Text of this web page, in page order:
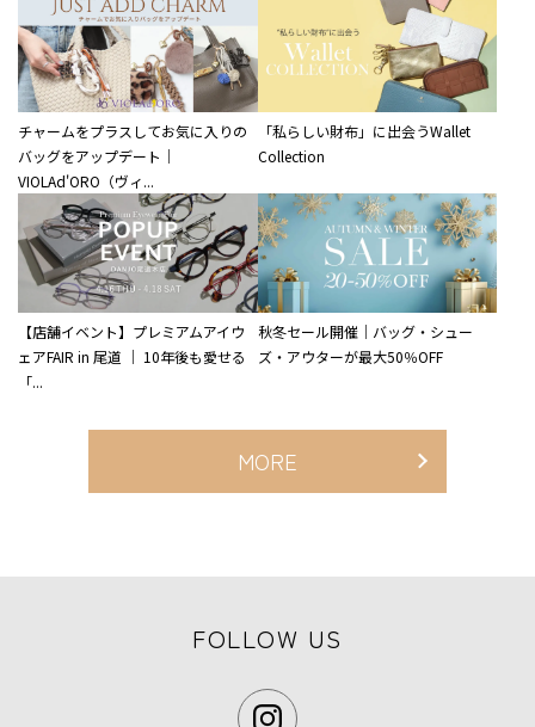
チャームをプラスしてお気に入りの
バッグをアップデート｜
VIOLAd'ORO（ヴィ...
「私らしい財布」に出会うWallet
Collection
【店舗イベント】プレミアムアイウ
ェアFAIR in 尾道 ｜ 10年後も愛せる
「...
秋冬セール開催｜バッグ・シュー
ズ・アウターが最大50％OFF
MORE
FOLLOW US